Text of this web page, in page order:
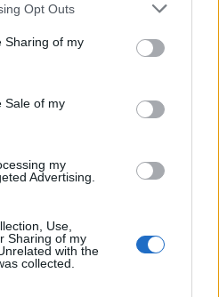
Opt Outs
Sharing of my
Sale of my
my
Advertising.
Use,
Sharing of my
with the
collected.
dei tre quinti. Tradotto:
va da nessuna parte.
potere.
al voto
Alessandro
usato a